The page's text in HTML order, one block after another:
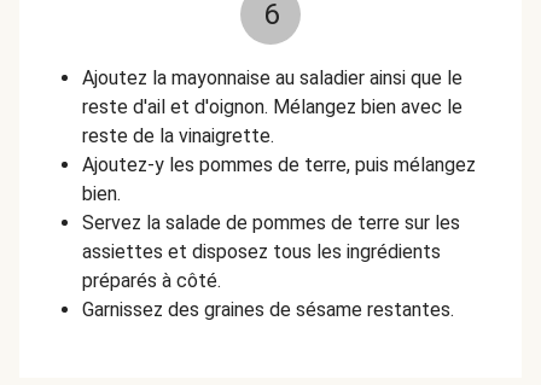
6
Ajoutez la mayonnaise au saladier ainsi que le
reste d'ail et d'oignon. Mélangez bien avec le
reste de la vinaigrette.
Ajoutez-y les pommes de terre, puis mélangez
bien.
Servez la salade de pommes de terre sur les
assiettes et disposez tous les ingrédients
préparés à côté.
Garnissez des graines de sésame restantes.